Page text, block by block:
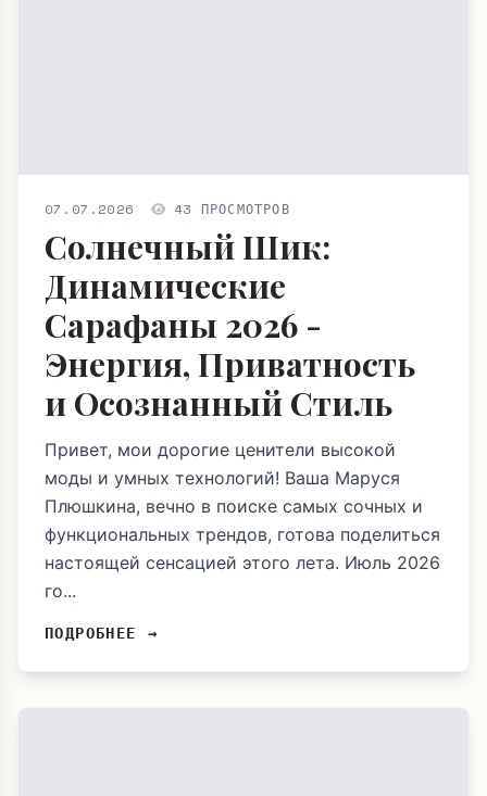
07.07.2026 43 ПРОСМОТРОВ
Солнечный Шик:
Динамические
Сарафаны 2026 -
Энергия, Приватность
и Осознанный Стиль
Привет, мои дорогие ценители высокой
моды и умных технологий! Ваша Маруся
Плюшкина, вечно в поиске самых сочных и
функциональных трендов, готова поделиться
настоящей сенсацией этого лета. Июль 2026
го...
ПОДРОБНЕЕ →